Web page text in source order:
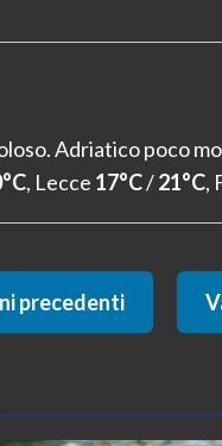
Adriatico poco
, Lecce 17°C/21°C,
precedenti